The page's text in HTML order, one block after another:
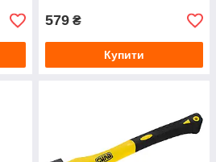
579 ₴
Купити